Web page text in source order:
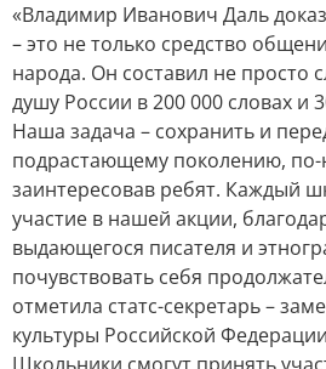
«Владимир Иванович Даль
– это не только средство
народа. Он составил не просто
душу России в 200 000 словах и
Наша задача – сохранить и
подрастающему поколению,
заинтересовав ребят. Каждый
участие в нашей акции,
выдающегося писателя и
почувствовать себя
отметила статс-секретарь –
культуры Российской